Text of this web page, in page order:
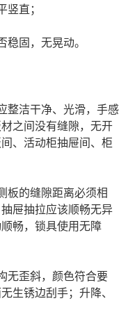
直；
固，无晃动。
洁干净、光滑，手感
之间没有缝隙，无开
、活动柜抽屉间、柜
的缝隙距离必须相
屉抽拉应该顺畅无异
畅，锁具使用无障
歪斜，颜色符合要
生锈边刮手；升降、